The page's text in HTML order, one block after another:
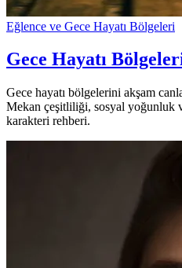
Eğlence ve Gece Hayatı Bölgeleri
Gece Hayatı
Gece hayatı bölgelerini akşam
Mekan çeşitliliği, sosyal yoğunluk
karakteri rehberi.